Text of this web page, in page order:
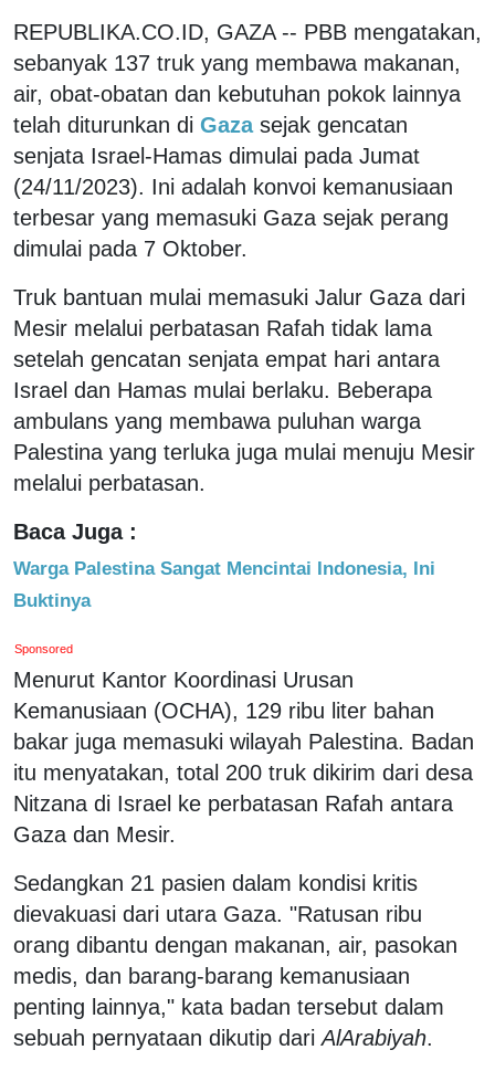
REPUBLIKA.CO.ID, GAZA -- PBB mengatakan,
sebanyak 137 truk yang membawa makanan,
air, obat-obatan dan kebutuhan pokok lainnya
telah diturunkan di Gaza sejak gencatan
senjata Israel-Hamas dimulai pada Jumat
(24/11/2023). Ini adalah konvoi kemanusiaan
terbesar yang memasuki Gaza sejak perang
dimulai pada 7 Oktober.
Truk bantuan mulai memasuki Jalur Gaza dari
Mesir melalui perbatasan Rafah tidak lama
setelah gencatan senjata empat hari antara
Israel dan Hamas mulai berlaku. Beberapa
ambulans yang membawa puluhan warga
Palestina yang terluka juga mulai menuju Mesir
melalui perbatasan.
Baca Juga :
Warga Palestina Sangat Mencintai Indonesia, Ini
Buktinya
Sponsored
Menurut Kantor Koordinasi Urusan
Kemanusiaan (OCHA), 129 ribu liter bahan
bakar juga memasuki wilayah Palestina. Badan
itu menyatakan, total 200 truk dikirim dari desa
Nitzana di Israel ke perbatasan Rafah antara
Gaza dan Mesir.
Sedangkan 21 pasien dalam kondisi kritis
dievakuasi dari utara Gaza. "Ratusan ribu
orang dibantu dengan makanan, air, pasokan
medis, dan barang-barang kemanusiaan
penting lainnya," kata badan tersebut dalam
sebuah pernyataan dikutip dariAlArabiyah.